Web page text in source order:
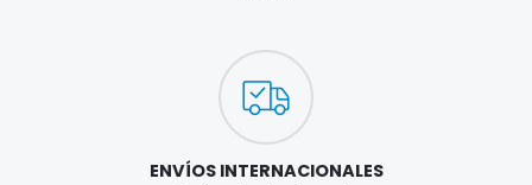
ENVÍOS INTERNACIONALES